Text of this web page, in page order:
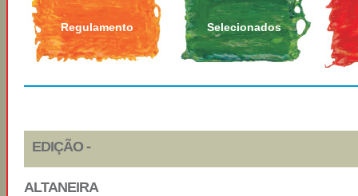
Regulamento Selecionados
EDIÇÃO -
ALTANEIRA